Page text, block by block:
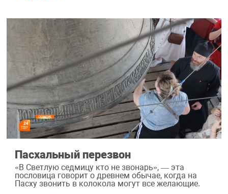
Пасхальный перезвон
«В Светлую седмицу кто не звонарь», — эта
пословица говорит о древнем обычае, когда на
Пасху звонить в колокола могут все желающие.